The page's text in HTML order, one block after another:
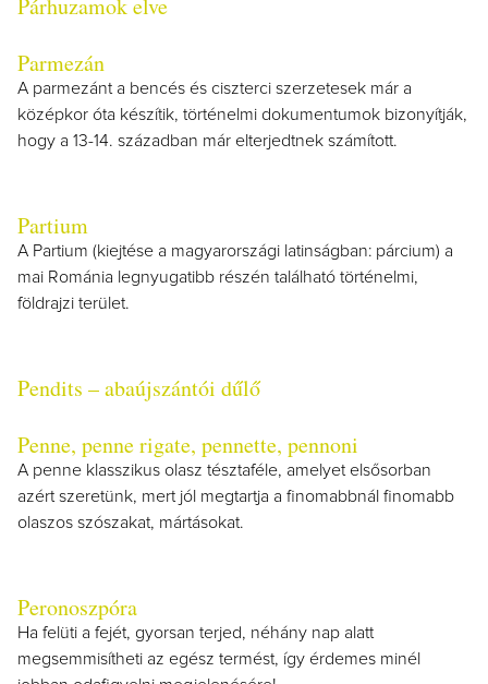
Párhuzamok elve
Parmezán
A parmezánt a bencés és ciszterci szerzetesek már a
középkor óta készítik, történelmi dokumentumok bizonyítják,
hogy a 13-14. században már elterjedtnek számított.
Partium
A Partium (kiejtése a magyarországi latinságban: párcium) a
mai Románia legnyugatibb részén található történelmi,
földrajzi terület.
Pendits – abaújszántói dűlő
Penne, penne rigate, pennette, pennoni
A penne klasszikus olasz tésztaféle, amelyet elsősorban
azért szeretünk, mert jól megtartja a finomabbnál finomabb
olaszos szószakat, mártásokat.
Peronoszpóra
Ha felüti a fejét, gyorsan terjed, néhány nap alatt
megsemmisítheti az egész termést, így érdemes minél